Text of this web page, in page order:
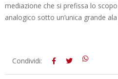
mediazione che si prefissa lo
analogico sotto un’unica grande
2018-
Condividi: